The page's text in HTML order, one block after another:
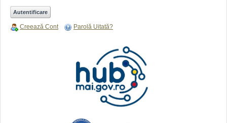
Creează Cont Parolă Uitată?